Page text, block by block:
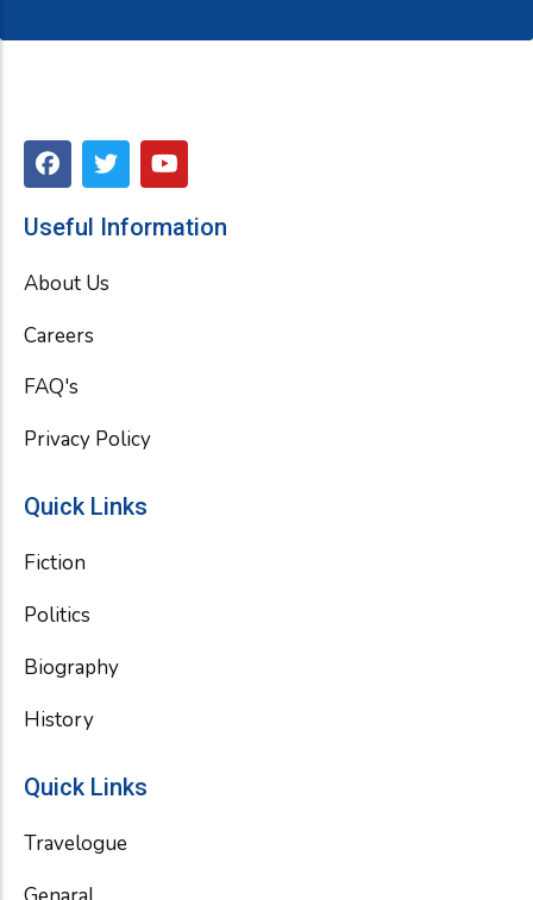
F
a
e
o
T
w
t
r
Y
o
t
Useful Information
About Us
Careers
FAQ's
Privacy Policy
Quick Links
Fiction
Politics
Biography
History
Quick Links
Travelogue